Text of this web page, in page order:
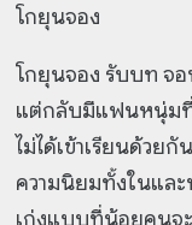
โกยุนจอง
โกยุนจอง รับบท จ
แต่กลับมีแฟนหนุ่มที่
ไม่ได้เข้าเรียนด้วย
ความนิยมทั้งในแล
เก่งแบบที่น้อยคนจ